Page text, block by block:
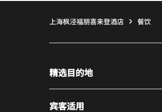
上海枫泾福朋喜来登酒店 餐饮
精选目的地
宾客适用